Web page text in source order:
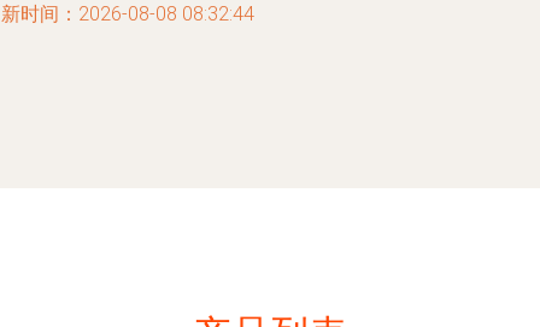
时间：2026-08-08 08:32:44